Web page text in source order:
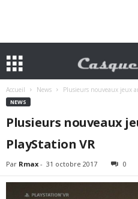
Accueil News Plusieurs nouveaux jeux
NEWS
Plusieurs nouveaux
PlayStation VR
Par Rmax - 31 octobre 2017 0